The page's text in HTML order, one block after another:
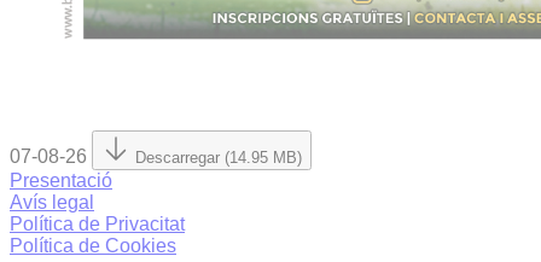
07-08-26 Descarregar (14.95 MB)
Presentació
Avís legal
Política de Privacitat
Política de Cookies